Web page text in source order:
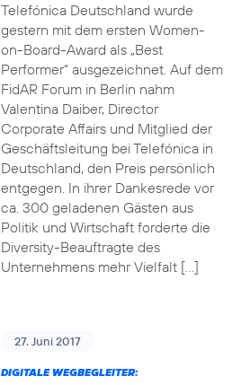
Telefónica Deutschland wurde
gestern mit dem ersten Women-
on-Board-Award als „Best
Performer“ ausgezeichnet. Auf dem
FidAR Forum in Berlin nahm
Valentina Daiber, Director
Corporate Affairs und Mitglied der
Geschäftsleitung bei Telefónica in
Deutschland, den Preis persönlich
entgegen. In ihrer Dankesrede vor
ca. 300 geladenen Gästen aus
Politik und Wirtschaft forderte die
Diversity-Beauftragte des
Unternehmens mehr Vielfalt […]
27. Juni 2017
DIGITALE WEGBEGLEITER: